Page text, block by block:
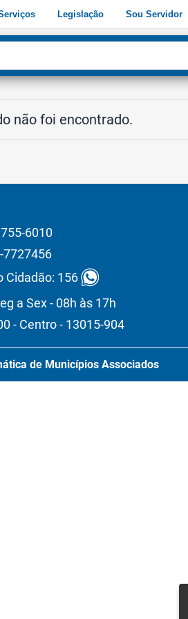
Legislação Sou Servidor
não foi encontrado.
6010
7727456
Cidadão: 156
a Sex - 08h às 17h
- Centro - 13015-904
de Municípios Associados